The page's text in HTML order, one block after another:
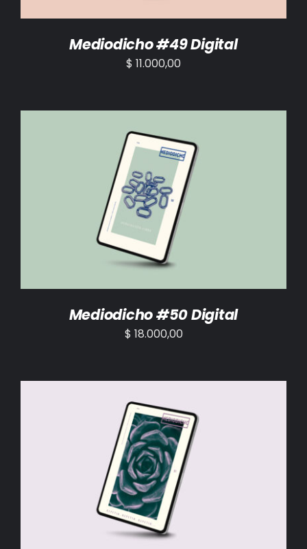
Mediodicho #49 Digital
$ 11.000,00
AÑADIR AL CARRITO /
Mediodicho #50 Digital
$ 18.000,00
AÑADIR AL CARRITO /